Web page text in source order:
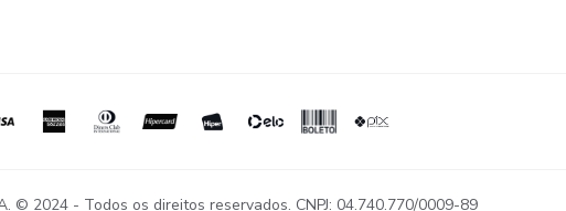
© 2024 - Todos os direitos reservados. CNPJ: 04.740.770/0009-89